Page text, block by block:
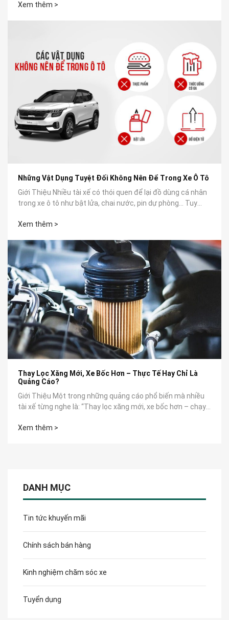
DANH MỤC
Tin tức khuyến mãi
Chính sách bán hàng
Kinh nghiệm chăm sóc xe
Tuyển dụng
Xem thêm >
Những Vật Dụng Tuyệt Đối Không Nên Để Trong Xe Ô Tô
Giới Thiệu Nhiều tài xế có thói quen để lại đồ dùng cá nhân
trong xe ô tô như bật lửa, chai nước, pin dự phòng… Tuy
Xem thêm >
Thay Lọc Xăng Mới, Xe Bốc Hơn – Thực Tế Hay Chỉ Là
Quảng Cáo?
Giới Thiệu Một trong những quảng cáo phổ biến mà nhiều
tài xế từng nghe là: “Thay lọc xăng mới, xe bốc hơn – chạy
Xem thêm >